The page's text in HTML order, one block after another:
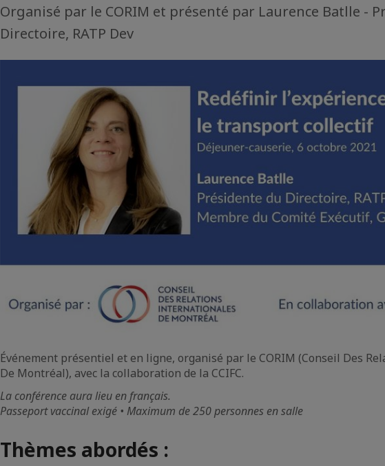
Organisé par le CORIM et présenté par Laurence Batlle -
Directoire, RATP Dev
Événement présentiel et en ligne, organisé par le CORIM (Conseil Des
De Montréal), avec la collaboration de la CCIFC.
La conférence aura lieu en français.
Passeport vaccinal exigé • Maximum de 250 personnes en salle
Thèmes abordés :